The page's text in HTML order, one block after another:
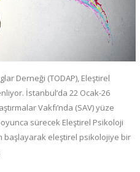
Derneği (TODAP), Eleştirel
İstanbul’da 22 Ocak-26
Vakfı’nda (SAV) yüze
sürecek Eleştirel Psikoloji
başlayarak eleştirel psikolojiye bir